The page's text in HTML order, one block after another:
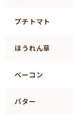
プチトマト
ほうれん草
ベーコン
バター